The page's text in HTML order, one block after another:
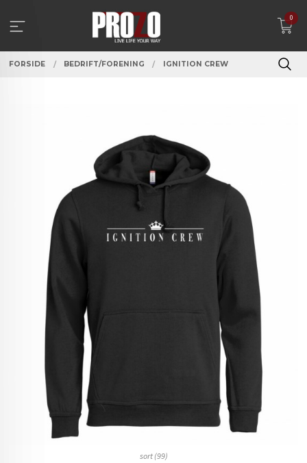
innholdet
0
FORSIDE BEDRIFT/FORENING IGNITION CREW
sort (99)